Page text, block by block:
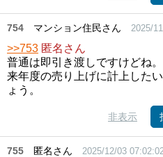
754 マンション住民さん 2025/
>>753 匿名さん
普通は即引き渡しですけどね。
来年度の売り上げに計上した
ょう。
非表示
755 匿名さん 2025/12/03